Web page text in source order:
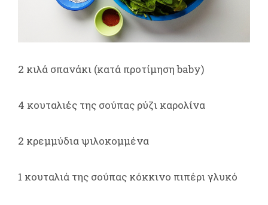
2 κιλά σπανάκι (κατά προτίμηση baby)
4 κουταλιές της σούπας ρύζι καρολίνα
2 κρεμμύδια ψιλοκομμένα
1 κουταλιά της σούπας κόκκινο πιπέρι γλυκό